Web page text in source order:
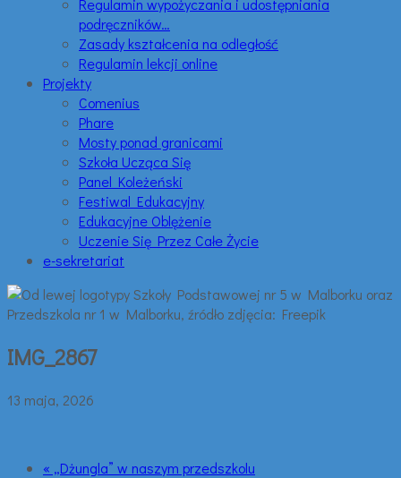
Regulamin wypożyczania i udostępniania
podręczników…
Zasady kształcenia na odległość
Regulamin lekcji online
Projekty
Comenius
Phare
Mosty ponad granicami
Szkoła Ucząca Się
Panel Koleżeński
Festiwal Edukacyjny
Edukacyjne Oblężenie
Uczenie Się Przez Całe Życie
e-sekretariat
IMG_2867
13 maja, 2026
« „Dżungla” w naszym przedszkolu